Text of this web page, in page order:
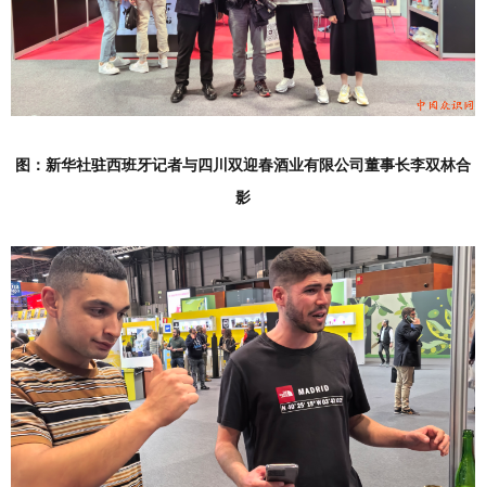
图：新华社驻西班牙记者与四川双迎春酒业有限公司董事长李双林合
影